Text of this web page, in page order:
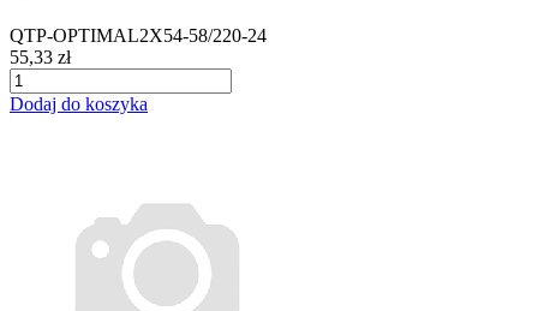
QTP-OPTIMAL2X54-58/220-24
55,33 zł
Dodaj do koszyka